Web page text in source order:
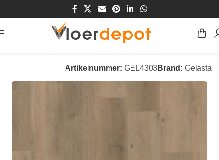
/Vloeren/PVC Vloeren
Artikelnummer: GEL4303Brand: Gelasta